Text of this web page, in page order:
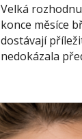
Velká
konce měsíce
dostávají
nedokázala